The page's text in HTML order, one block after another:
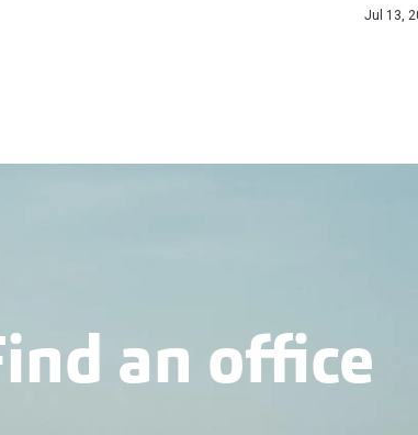
Jul 13,
an office